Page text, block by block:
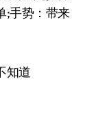
;手势：带来